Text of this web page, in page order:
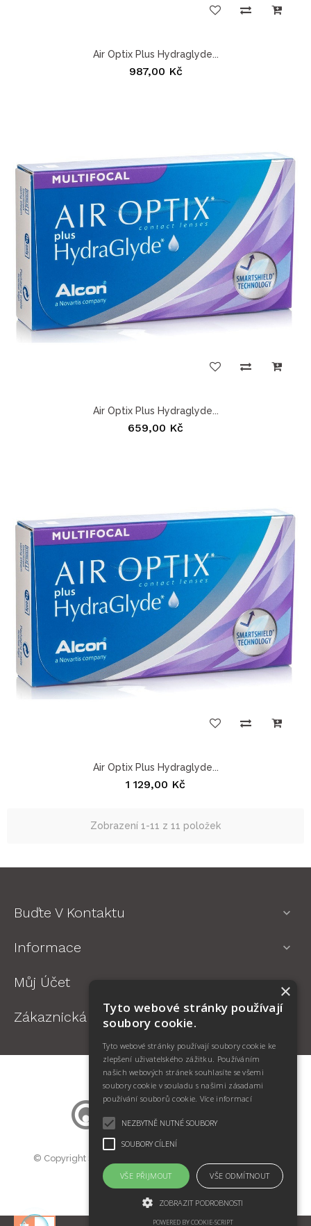
Air Optix Plus Hydraglyde...
987,00 Kč
Air Optix Plus Hydraglyde...
659,00 Kč
Air Optix Plus Hydraglyde...
1 129,00 Kč
Zobrazení 1-11 z 11 položek
Buďte V Kontaktu 
Informace 
Můj Účet
Zákaznická Podpora
© Copyright SWIFT Jan Kotík. Všechna práva vyhrazena.
Prodej oční optiky BigMall.cz
×
Tyto webové stránky používají
soubory cookie.
Tyto webové stránky používají soubory cookie ke
zlepšení uživatelského zážitku. Používáním
našich webových stránek souhlasíte se všemi
soubory cookie v souladu s našimi zásadami
používání souborů cookie. Více informací
NEZBYTNĚ NUTNÉ SOUBORY
SOUBORY CÍLENÍ
VŠE PŘIJMOUT VŠE ODMÍTNOUT
ZOBRAZIT PODROBNOSTI
POWERED BY COOKIE-SCRIPT